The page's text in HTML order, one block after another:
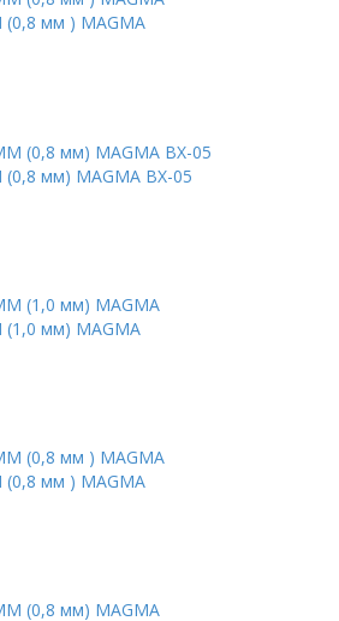
мм ) MAGMА
мм) MAGMА ВХ-05
мм) MAGMА
мм ) MAGMА